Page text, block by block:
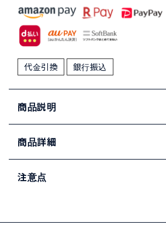
代金引換 銀行振込
商品説明
商品詳細
注意点